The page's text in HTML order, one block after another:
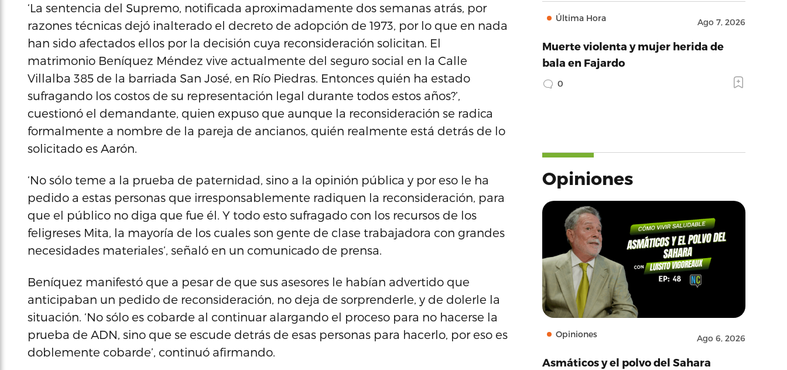
‘La sentencia del Supremo, notificada aproximadamente dos semanas atrás, por
razones técnicas dejó inalterado el decreto de adopción de 1973, por lo que en nada
han sido afectados ellos por la decisión cuya reconsideración solicitan. El
matrimonio Beníquez Méndez vive actualmente del seguro social en la Calle
Villalba 385 de la barriada San José, en Río Piedras. Entonces quién ha estado
sufragando los costos de su representación legal durante todos estos años?’,
cuestionó el demandante, quien expuso que aunque la reconsideración se radica
formalmente a nombre de la pareja de ancianos, quién realmente está detrás de lo
solicitado es Aarón.
‘No sólo teme a la prueba de paternidad, sino a la opinión pública y por eso le ha
pedido a estas personas que irresponsablemente radiquen la reconsideración, para
que el público no diga que fue él. Y todo esto sufragado con los recursos de los
feligreses Mita, la mayoría de los cuales son gente de clase trabajadora con grandes
necesidades materiales’, señaló en un comunicado de prensa.
Beníquez manifestó que a pesar de que sus asesores le habían advertido que
anticipaban un pedido de reconsideración, no deja de sorprenderle, y de dolerle la
situación. ‘No sólo es cobarde al continuar alargando el proceso para no hacerse la
prueba de ADN, sino que se escude detrás de esas personas para hacerlo, por eso es
doblemente cobarde’, continuó afirmando.
Última Hora Ago 7, 2026
Muerte violenta y mujer herida de
bala en Fajardo
0
Opiniones
Opiniones Ago 6, 2026
Asmáticos y el polvo del Sahara